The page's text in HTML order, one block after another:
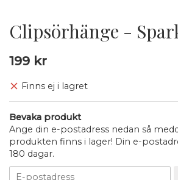
Clipsörhänge -
199 kr
Finns ej i lagret
Bevaka produkt
Ange din e-postadress nedan så
produkten finns i lager! Din e-
180 dagar.